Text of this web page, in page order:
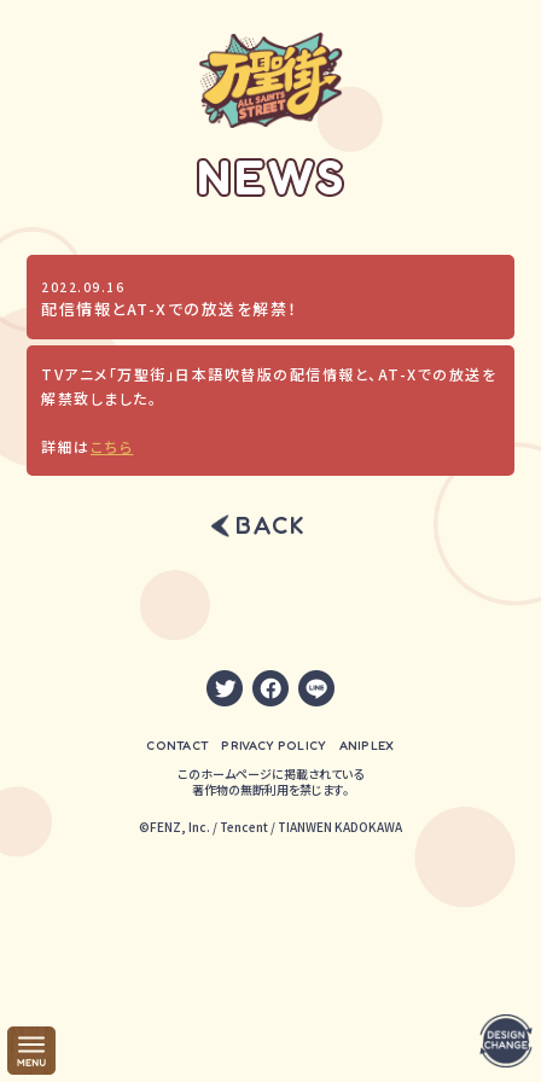
NEWS
2022.09.16
配信情報とAT-Xでの放送を解禁！
TVアニメ「万聖街」日本語吹替版の配信情報と、AT-Xでの放送を
解禁致しました。
詳細はこちら
BACK
CONTACT PRIVACY POLICY ANIPLEX
このホームページに掲載されている
著作物の無断利用を禁じます。
©FENZ, Inc. / Tencent / TIANWEN KADOKAWA